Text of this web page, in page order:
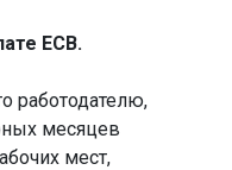
ЕСВ.
работодателю,
месяцев
мест,